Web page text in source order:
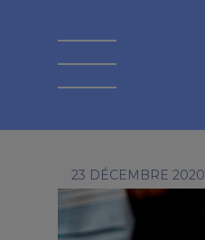
23 DÉCEMBRE 2020